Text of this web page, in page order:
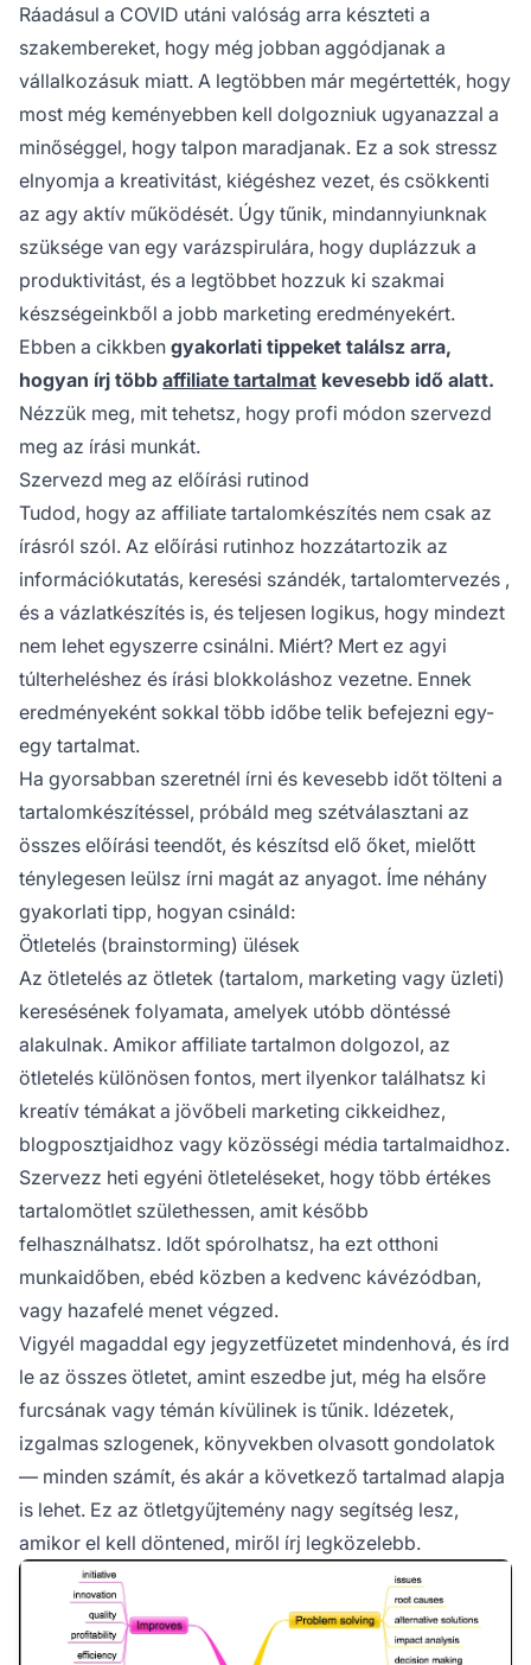
Ráadásul a COVID utáni valóság arra készteti a
szakembereket, hogy még jobban aggódjanak a
vállalkozásuk miatt. A legtöbben már megértették, hogy
most még keményebben kell dolgozniuk ugyanazzal a
minőséggel, hogy talpon maradjanak. Ez a sok stressz
elnyomja a kreativitást, kiégéshez vezet, és csökkenti
az agy aktív működését. Úgy tűnik, mindannyiunknak
szüksége van egy varázspirulára, hogy duplázzuk a
produktivitást, és a legtöbbet hozzuk ki szakmai
készségeinkből a jobb marketing eredményekért.
Ebben a cikkben gyakorlati tippeket találsz arra,
hogyan írj több affiliate tartalmat kevesebb idő alatt.
Nézzük meg, mit tehetsz, hogy profi módon szervezd
meg az írási munkát.
Szervezd meg az előírási rutinod
Tudod, hogy az affiliate tartalomkészítés nem csak az
írásról szól. Az előírási rutinhoz hozzátartozik az
információkutatás, keresési szándék, tartalomtervezés ,
és a vázlatkészítés is, és teljesen logikus, hogy mindezt
nem lehet egyszerre csinálni. Miért? Mert ez agyi
túlterheléshez és írási blokkoláshoz vezetne. Ennek
eredményeként sokkal több időbe telik befejezni egy-
egy tartalmat.
Ha gyorsabban szeretnél írni és kevesebb időt tölteni a
tartalomkészítéssel, próbáld meg szétválasztani az
összes előírási teendőt, és készítsd elő őket, mielőtt
ténylegesen leülsz írni magát az anyagot. Íme néhány
gyakorlati tipp, hogyan csináld:
Ötletelés (brainstorming) ülések
Az ötletelés az ötletek (tartalom, marketing vagy üzleti)
keresésének folyamata, amelyek utóbb döntéssé
alakulnak. Amikor affiliate tartalmon dolgozol, az
ötletelés különösen fontos, mert ilyenkor találhatsz ki
kreatív témákat a jövőbeli marketing cikkeidhez,
blogposztjaidhoz vagy közösségi média tartalmaidhoz.
Szervezz heti egyéni ötleteléseket, hogy több értékes
tartalomötlet születhessen, amit később
felhasználhatsz. Időt spórolhatsz, ha ezt otthoni
munkaidőben, ebéd közben a kedvenc kávézódban,
vagy hazafelé menet végzed.
Vigyél magaddal egy jegyzetfüzetet mindenhová, és írd
le az összes ötletet, amint eszedbe jut, még ha elsőre
furcsának vagy témán kívülinek is tűnik. Idézetek,
izgalmas szlogenek, könyvekben olvasott gondolatok
— minden számít, és akár a következő tartalmad alapja
is lehet. Ez az ötletgyűjtemény nagy segítség lesz,
amikor el kell döntened, miről írj legközelebb.